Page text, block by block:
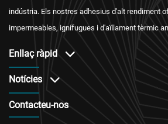
indústria. Els nostres adhesius d'alt rendiment
impermeables, ignífugues i d'aïllament tèrmic
Enllaç ràpid
Notícies
Contacteu-nos